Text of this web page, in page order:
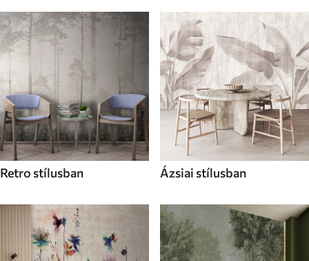
Retro stílusban Ázsiai stílusban